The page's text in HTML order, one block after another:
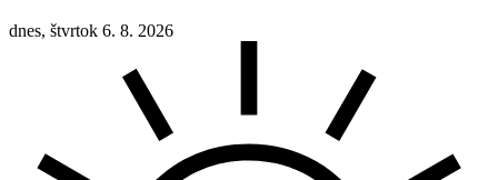
dnes, štvrtok 6. 8. 2026